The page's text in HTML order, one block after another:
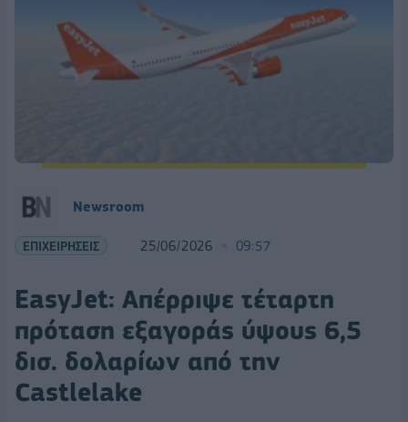
Newsroom
ΕΠΙΧΕΙΡΗΣΕΙΣ 25/06/2026 09:57
EasyJet: Απέρριψε τέταρτη
πρόταση εξαγοράς ύψους 6,5
δισ. δολαρίων από την
Castlelake